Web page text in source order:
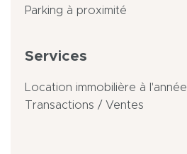
Parking à proximité
Services
Location immobilière à l'année
Transactions / Ventes